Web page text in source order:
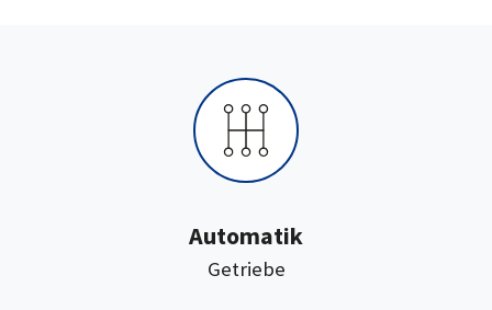
Getriebe:
Automatik